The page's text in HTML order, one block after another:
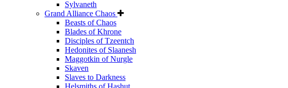
Sylvaneth
Grand Alliance Chaos
Beasts of Chaos
Blades of Khrone
Disciples of Tzeentch
Hedonites of Slaanesh
Maggotkin of Nurgle
Skaven
Slaves to Darkness
Helsmiths of Hashut